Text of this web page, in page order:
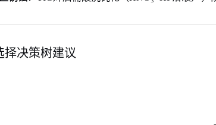
择决策树建议